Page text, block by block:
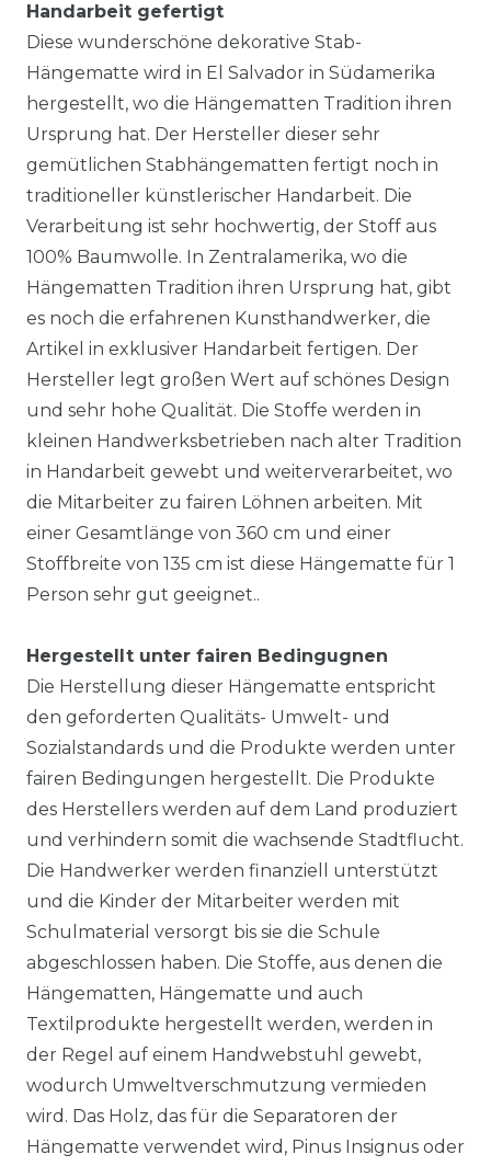
Handarbeit gefertigt
Diese wunderschöne dekorative Stab-
Hängematte wird in El Salvador in Südamerika
hergestellt, wo die Hängematten Tradition ihren
Ursprung hat. Der Hersteller dieser sehr
gemütlichen Stabhängematten fertigt noch in
traditioneller künstlerischer Handarbeit. Die
Verarbeitung ist sehr hochwertig, der Stoff aus
100% Baumwolle. In Zentralamerika, wo die
Hängematten Tradition ihren Ursprung hat, gibt
es noch die erfahrenen Kunsthandwerker, die
Artikel in exklusiver Handarbeit fertigen. Der
Hersteller legt großen Wert auf schönes Design
und sehr hohe Qualität. Die Stoffe werden in
kleinen Handwerksbetrieben nach alter Tradition
in Handarbeit gewebt und weiterverarbeitet, wo
die Mitarbeiter zu fairen Löhnen arbeiten. Mit
einer Gesamtlänge von 360 cm und einer
Stoffbreite von 135 cm ist diese Hängematte für 1
Person sehr gut geeignet..
Hergestellt unter fairen Bedingugnen
Die Herstellung dieser Hängematte entspricht
den geforderten Qualitäts- Umwelt- und
Sozialstandards und die Produkte werden unter
fairen Bedingungen hergestellt. Die Produkte
des Herstellers werden auf dem Land produziert
und verhindern somit die wachsende Stadtflucht.
Die Handwerker werden finanziell unterstützt
und die Kinder der Mitarbeiter werden mit
Schulmaterial versorgt bis sie die Schule
abgeschlossen haben. Die Stoffe, aus denen die
Hängematten, Hängematte und auch
Textilprodukte hergestellt werden, werden in
der Regel auf einem Handwebstuhl gewebt,
wodurch Umweltverschmutzung vermieden
wird. Das Holz, das für die Separatoren der
Hängematte verwendet wird, Pinus Insignus oder